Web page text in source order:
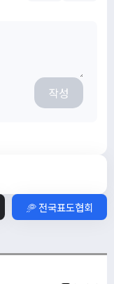
작성
🥏 전국표도협회